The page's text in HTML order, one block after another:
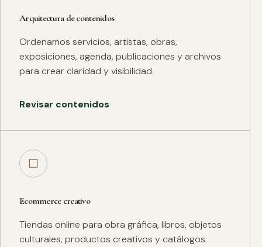
Arquitectura de contenidos
Ordenamos servicios, artistas, obras,
exposiciones, agenda, publicaciones y archivos
para crear claridad y visibilidad.
Revisar contenidos
□
Ecommerce creativo
Tiendas online para obra gráfica, libros, objetos
culturales, productos creativos y catálogos